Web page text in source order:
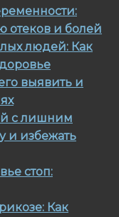
отеков и болей
людей: Как
выявить и
с лишним
и избежать
стоп:
Как